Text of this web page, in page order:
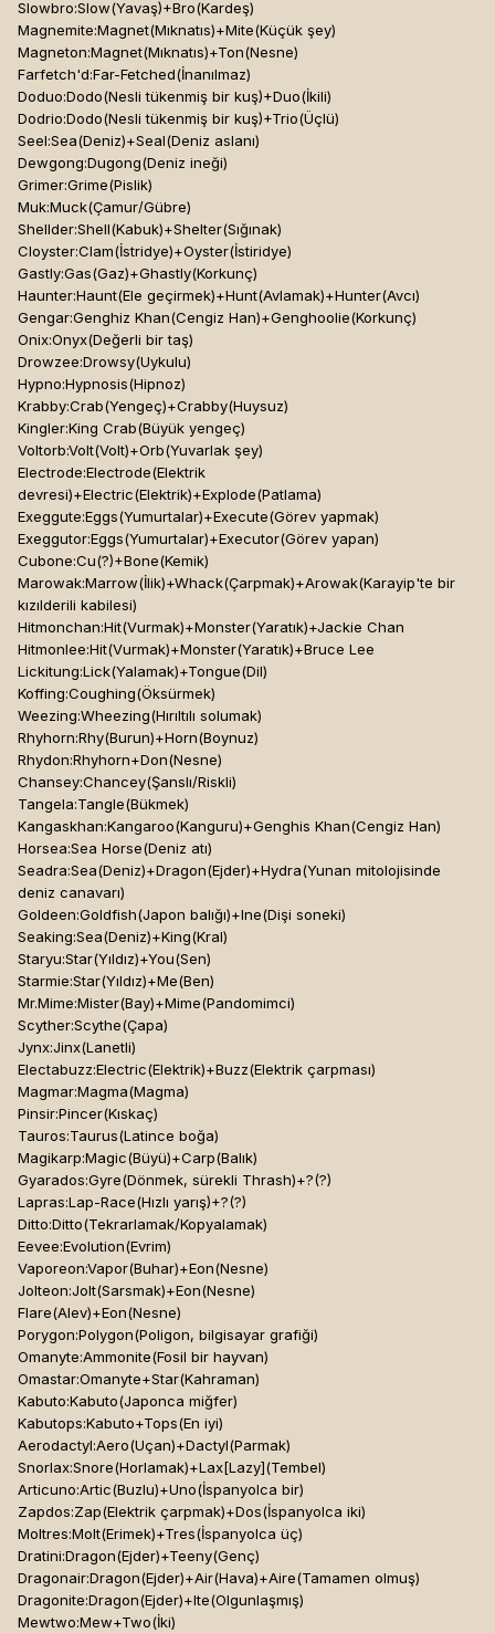
Slowbro:Slow(Yavaş)+Bro(Kardeş)
Magnemite:Magnet(Mıknatıs)+Mite(Küçük şey)
Magneton:Magnet(Mıknatıs)+Ton(Nesne)
Farfetch'd:Far-Fetched(İnanılmaz)
Doduo:Dodo(Nesli tükenmiş bir kuş)+Duo(İkili)
Dodrio:Dodo(Nesli tükenmiş bir kuş)+Trio(Üçlü)
Seel:Sea(Deniz)+Seal(Deniz aslanı)
Dewgong:Dugong(Deniz ineği)
Grimer:Grime(Pislik)
Muk:Muck(Çamur/Gübre)
Shellder:Shell(Kabuk)+Shelter(Sığınak)
Cloyster:Clam(İstridye)+Oyster(İstiridye)
Gastly:Gas(Gaz)+Ghastly(Korkunç)
Haunter:Haunt(Ele geçirmek)+Hunt(Avlamak)+Hunter(Avcı)
Gengar:Genghiz Khan(Cengiz Han)+Genghoolie(Korkunç)
Onix:Onyx(Değerli bir taş)
Drowzee:Drowsy(Uykulu)
Hypno:Hypnosis(Hipnoz)
Krabby:Crab(Yengeç)+Crabby(Huysuz)
Kingler:King Crab(Büyük yengeç)
Voltorb:Volt(Volt)+Orb(Yuvarlak şey)
Electrode:Electrode(Elektrik
devresi)+Electric(Elektrik)+Explode(Patlama)
Exeggute:Eggs(Yumurtalar)+Execute(Görev yapmak)
Exeggutor:Eggs(Yumurtalar)+Executor(Görev yapan)
Cubone:Cu(?)+Bone(Kemik)
Marowak:Marrow(İlik)+Whack(Çarpmak)+Arowak(Karayip'te bir
kızılderili kabilesi)
Hitmonchan:Hit(Vurmak)+Monster(Yaratık)+Jackie Chan
Hitmonlee:Hit(Vurmak)+Monster(Yaratık)+Bruce Lee
Lickitung:Lick(Yalamak)+Tongue(Dil)
Koffing:Coughing(Öksürmek)
Weezing:Wheezing(Hırıltılı solumak)
Rhyhorn:Rhy(Burun)+Horn(Boynuz)
Rhydon:Rhyhorn+Don(Nesne)
Chansey:Chancey(Şanslı/Riskli)
Tangela:Tangle(Bükmek)
Kangaskhan:Kangaroo(Kanguru)+Genghis Khan(Cengiz Han)
Horsea:Sea Horse(Deniz atı)
Seadra:Sea(Deniz)+Dragon(Ejder)+Hydra(Yunan mitolojisinde
deniz canavarı)
Goldeen:Goldfish(Japon balığı)+Ine(Dişi soneki)
Seaking:Sea(Deniz)+King(Kral)
Staryu:Star(Yıldız)+You(Sen)
Starmie:Star(Yıldız)+Me(Ben)
Mr.Mime:Mister(Bay)+Mime(Pandomimci)
Scyther:Scythe(Çapa)
Jynx:Jinx(Lanetli)
Electabuzz:Electric(Elektrik)+Buzz(Elektrik çarpması)
Magmar:Magma(Magma)
Pinsir:Pincer(Kıskaç)
Tauros:Taurus(Latince boğa)
Magikarp:Magic(Büyü)+Carp(Balık)
Gyarados:Gyre(Dönmek, sürekli Thrash)+?(?)
Lapras:Lap-Race(Hızlı yarış)+?(?)
Ditto:Ditto(Tekrarlamak/Kopyalamak)
Eevee:Evolution(Evrim)
Vaporeon:Vapor(Buhar)+Eon(Nesne)
Jolteon:Jolt(Sarsmak)+Eon(Nesne)
Flare(Alev)+Eon(Nesne)
Porygon:Polygon(Poligon, bilgisayar grafiği)
Omanyte:Ammonite(Fosil bir hayvan)
Omastar:Omanyte+Star(Kahraman)
Kabuto:Kabuto(Japonca miğfer)
Kabutops:Kabuto+Tops(En iyi)
Aerodactyl:Aero(Uçan)+Dactyl(Parmak)
Snorlax:Snore(Horlamak)+Lax[Lazy](Tembel)
Articuno:Artic(Buzlu)+Uno(İspanyolca bir)
Zapdos:Zap(Elektrik çarpmak)+Dos(İspanyolca iki)
Moltres:Molt(Erimek)+Tres(İspanyolca üç)
Dratini:Dragon(Ejder)+Teeny(Genç)
Dragonair:Dragon(Ejder)+Air(Hava)+Aire(Tamamen olmuş)
Dragonite:Dragon(Ejder)+Ite(Olgunlaşmış)
Mewtwo:Mew+Two(İki)